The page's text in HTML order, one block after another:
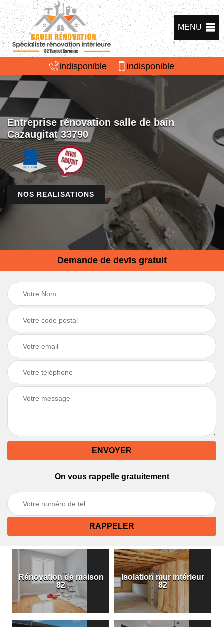
MENU
indisponible indisponible
Entreprise rénovation salle de bain
Cazaugitat 33790
NOS REALISATIONS
Demande de devis gratuit
On vous rappelle gratuitement
Rénovation de maison
82
Isolation mur intérieur
82